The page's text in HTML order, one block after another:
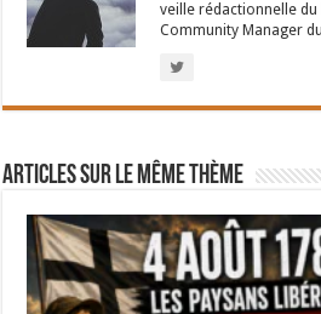
veille rédactionnelle
Community Manager
Articles sur le même thème